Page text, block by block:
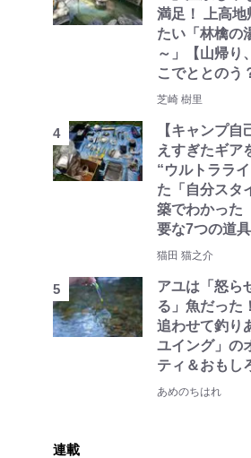
満足！ 上高地
たい「林檎の
～」【山帰り
こでととのう
芝崎 樹里
【キャンプ自
えすぎたギア
“ウルトララ
た「自分スタ
築でわかった
要な7つの道
猫田 猫之介
アユは「怒ら
る」魚だった
追わせて釣り
ユイング」の
ティ＆おもし
あめのちはれ
連載